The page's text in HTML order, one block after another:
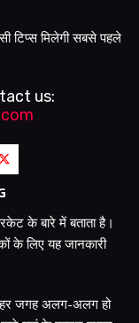
टिप्स मिलेगी सबसे पहले
us:
के बारे में बताता है।
के लिए यह जानकारी
जगह अलग-अलग हो